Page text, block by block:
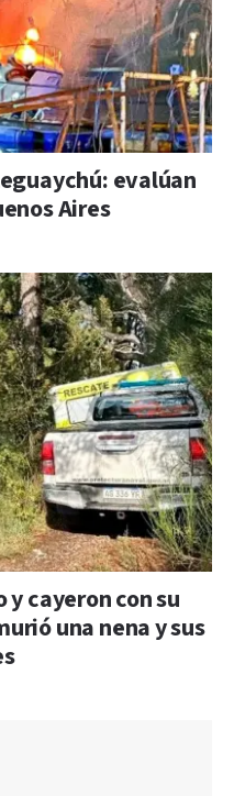
evalúan
Aires
cayeron con su
una nena y sus